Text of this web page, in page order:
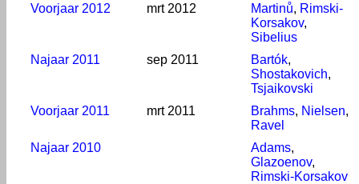
Voorjaar 2012
mrt 2012 Martinů, Rimski-
Korsakov,
Sibelius
Najaar 2011
sep 2011 Bartók,
Shostakovich,
Tsjaikovski
Voorjaar 2011
mrt 2011 Brahms, Nielsen,
Ravel
Najaar 2010
Adams,
Glazoenov,
Rimski-Korsakov